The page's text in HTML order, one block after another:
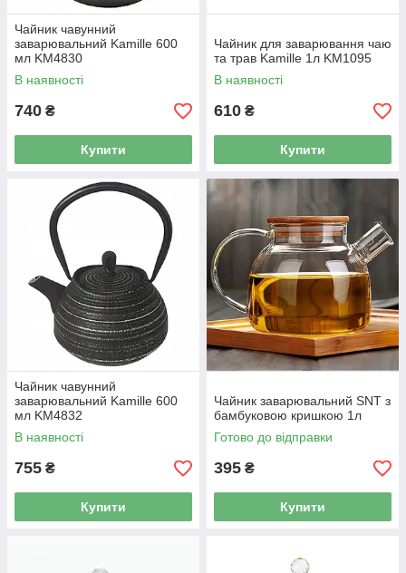
Чайник чавунний
заварювальний Kamille 600
мл KM4830
В наявності
740 ₴
Купити
Чайник для заварювання чаю
та трав Kamille 1л KM1095
В наявності
610 ₴
Купити
Чайник чавунний
заварювальний Kamille 600
мл KM4832
В наявності
755 ₴
Купити
Чайник заварювальний SNT з
бамбуковою кришкою 1л
Готово до відправки
395 ₴
Купити